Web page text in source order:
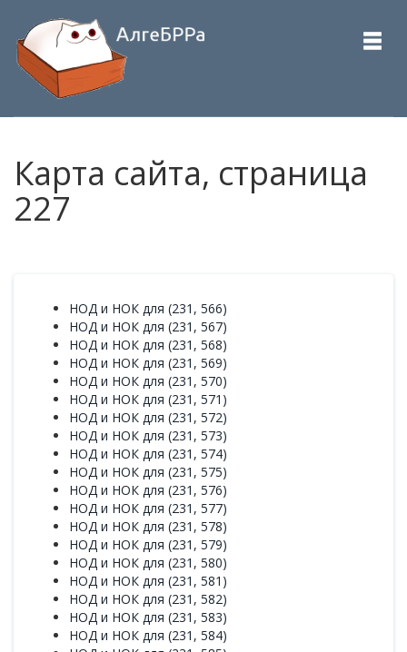
Карта сайта, страница
227
НОД и НОК для (231, 566)
НОД и НОК для (231, 567)
НОД и НОК для (231, 568)
НОД и НОК для (231, 569)
НОД и НОК для (231, 570)
НОД и НОК для (231, 571)
НОД и НОК для (231, 572)
НОД и НОК для (231, 573)
НОД и НОК для (231, 574)
НОД и НОК для (231, 575)
НОД и НОК для (231, 576)
НОД и НОК для (231, 577)
НОД и НОК для (231, 578)
НОД и НОК для (231, 579)
НОД и НОК для (231, 580)
НОД и НОК для (231, 581)
НОД и НОК для (231, 582)
НОД и НОК для (231, 583)
НОД и НОК для (231, 584)